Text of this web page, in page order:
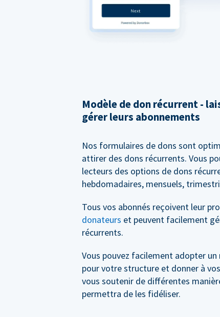
Modèle de don récurrent -
gérer leurs abonnements
Nos formulaires de dons sont
attirer des dons récurrents. Vous
lecteurs des options de dons
hebdomadaires, mensuels,
Tous vos abonnés reçoivent leur
donateurs et peuvent facilement
récurrents.
Vous pouvez facilement adopter
pour votre structure et donner à
vous soutenir de différentes
permettra de les fidéliser.